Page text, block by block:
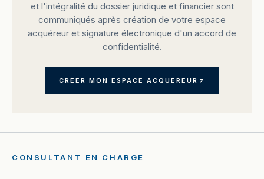
et l'intégralité du dossier juridique et financier sont
communiqués après création de votre espace
acquéreur et signature électronique d'un accord de
confidentialité.
CRÉER MON ESPACE ACQUÉREUR
CONSULTANT EN CHARGE